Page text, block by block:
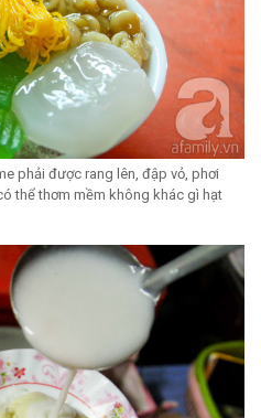
phải được rang lên, đập vỏ, phơi
thể thơm mềm không khác gì hạt